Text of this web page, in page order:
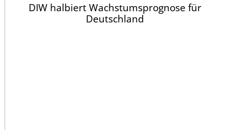
DIW halbiert Wachstumsprognose für
Deutschland